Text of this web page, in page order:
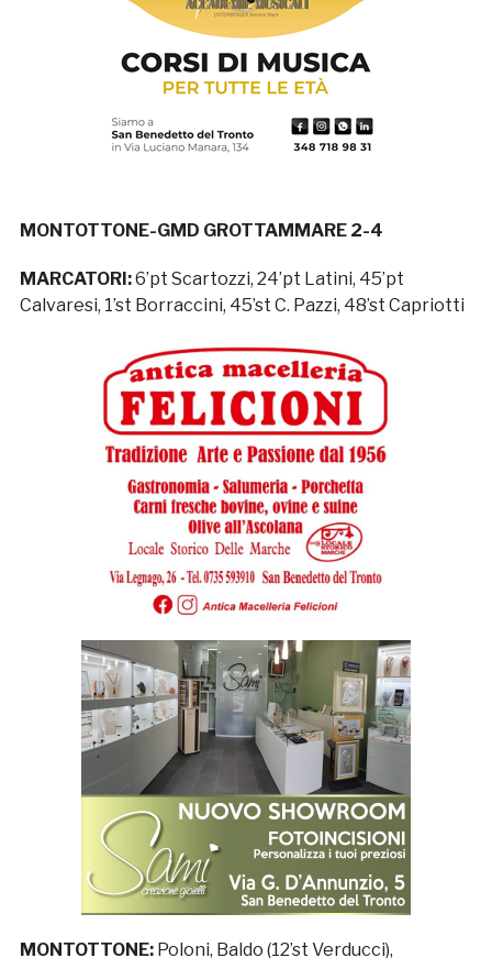
MONTOTTONE-GMD GROTTAMMARE 2-4
MARCATORI:6’pt Scartozzi, 24’pt Latini, 45’pt
Calvaresi, 1’st Borraccini, 45’st C. Pazzi, 48’st Capriotti
MONTOTTONE:Poloni, Baldo (12’st Verducci),